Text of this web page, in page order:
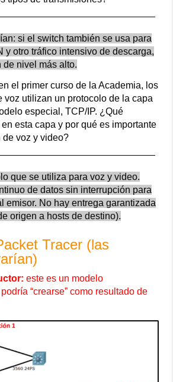
si el switch también se usa para
y otro tráfico intensivo de descarga,
de nivel más alto.
el primer curso de la Academia, los
voz utilizan un protocolo de la capa
especial, TCP/IP. ¿Qué
esta capa y por qué es importante
de voz y video?
que se utiliza para voz y video.
de datos sin interrupción para
emisor. No hay entrega garantizada
origen a hosts de destino).
Tracer (las
este es un modelo
“crearse” como resultado de